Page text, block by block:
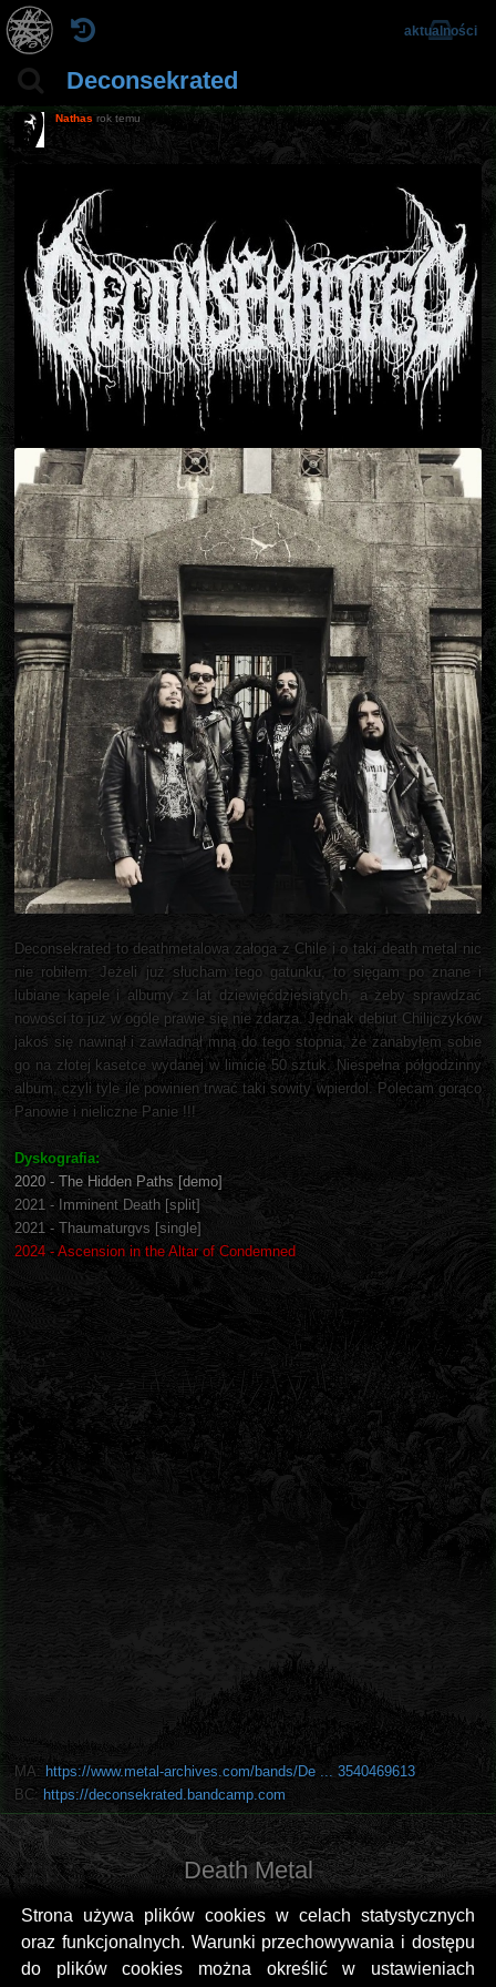
Strona używa plików cookies w celach statystycznych
oraz funkcjonalnych. Warunki przechowywania i dostępu
do plików cookies można określić w ustawieniach
Deconsekrated
aktualności
Nathas rok temu
Deconsekrated to deathmetalowa załoga z Chile i o taki death metal nic
nie robiłem. Jeżeli już słucham tego gatunku, to sięgam po znane i
lubiane kapele i albumy z lat dziewięćdziesiątych, a żeby sprawdzać
nowości to już w ogóle prawie się nie zdarza. Jednak debiut Chilijczyków
jakoś się nawinął i zawładnął mną do tego stopnia, że zanabyłem sobie
go na złotej kasetce wydanej w limicie 50 sztuk. Niespełna półgodzinny
album, czyli tyle ile powinien trwać taki sowity wpierdol. Polecam gorąco
Panowie i nieliczne Panie !!!
Dyskografia:
2020 - The Hidden Paths [demo]
2021 - Imminent Death [split]
2021 - Thaumaturgvs [single]
2024 - Ascension in the Altar of Condemned
MA: https://www.metal-archives.com/bands/De ... 3540469613
BC: https://deconsekrated.bandcamp.com
Death Metal